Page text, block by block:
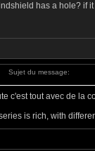
has a hole? if
Sujet du message:
c'est tout avec de la
is rich, with